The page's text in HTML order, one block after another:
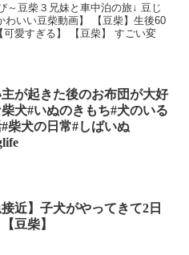
～豆柴３兄妹と車中泊の旅↓ 豆じ
いい豆柴動画】 【豆柴】生後60
可愛すぎる】 【豆柴】 すごい変
が起きた後のお布団が大好
柴犬#いぬのきもち#犬のいる
柴犬の日常#しばいぬ
接近】子犬がやってきて2日
豆柴】